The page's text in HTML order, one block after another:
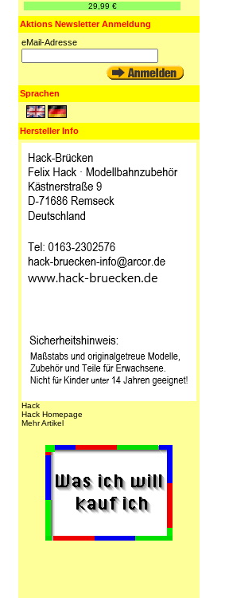
29,99 €
Aktions Newsletter Anmeldung
eMail-Adresse
Sprachen
Hersteller Info
Hack
Hack Homepage
Mehr Artikel